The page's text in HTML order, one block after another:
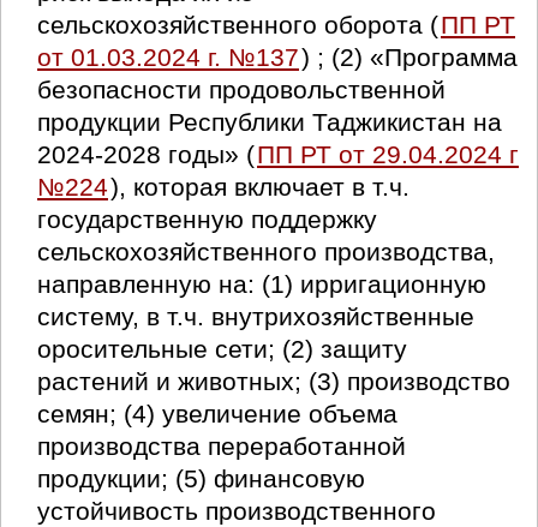
сельскохозяйственного оборота (ПП РТ
от 01.03.2024 г. №137) ; (2) «Программа
безопасности продовольственной
продукции Республики Таджикистан на
2024-2028 годы» (ПП РТ от 29.04.2024 г
№224), которая включает в т.ч.
государственную поддержку
сельскохозяйственного производства,
направленную на: (1) ирригационную
систему, в т.ч. внутрихозяйственные
оросительные сети; (2) защиту
растений и животных; (3) производство
семян; (4) увеличение объема
производства переработанной
продукции; (5) финансовую
устойчивость производственного